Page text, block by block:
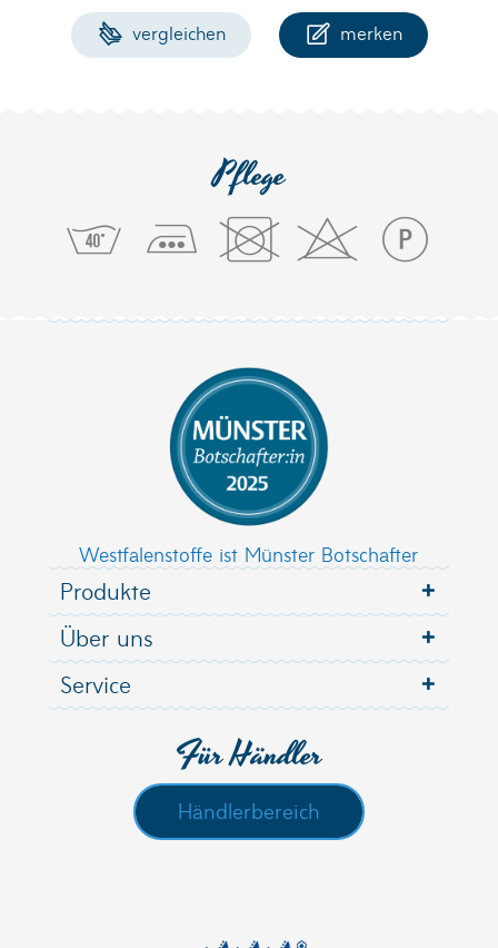
vergleichen merken
Pflege
Westfalenstoffe ist Münster Botschafter
Produkte
Über uns
Service
Für Händler
Händlerbereich